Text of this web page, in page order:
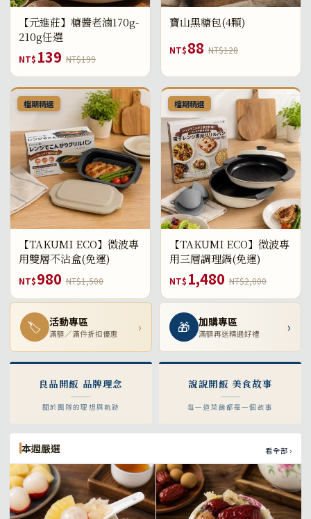
【元進莊】糖醬老滷170g-
210g任選
NT$ 139 NT$199
寶山黑糖包(4顆)
NT$88 NT$128
檔期精選
【TAKUMI ECO】微波專
用雙層不沾盒(免運)
NT$980 NT$1,500
檔期精選
【TAKUMI ECO】微波專
用三層調理鍋(免運)
NT$ 1,480 NT$2,000
🏷 活動專區
滿額／滿件折扣優惠 › 🎁 加購專區
滿額再送精選好禮 ›
良品開飯 品牌理念
關於團隊的理想與軌跡
說說開飯 美食故事
每一道菜餚都是一個故事
本週嚴選 看全部 ›